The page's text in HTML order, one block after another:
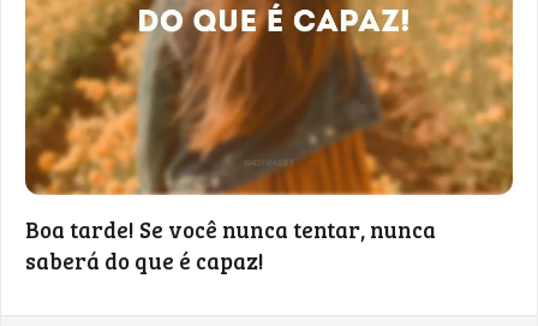
Boa tarde! Se você nunca tentar, nunca
saberá do que é capaz!